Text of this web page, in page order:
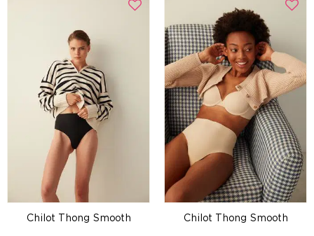
Chilot Thong Smooth Chilot Thong Smooth